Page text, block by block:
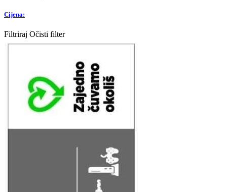
Cijena:
Filtriraj Očisti filter